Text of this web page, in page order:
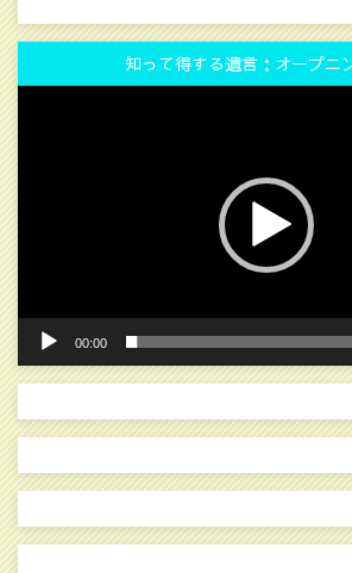
知って得する遺言：オープニ
動
画
プ
レ
ー
ヤ
ー
00:00